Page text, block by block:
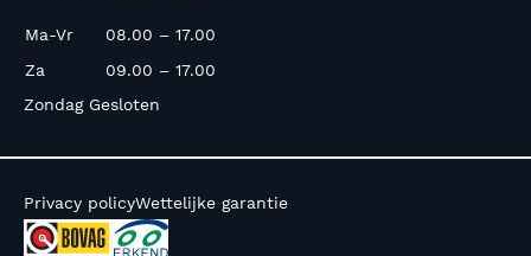
Ma-Vr
08.00 – 17.00
Za
09.00 – 17.00
Zondag Gesloten
Privacy policyWettelijke garantie